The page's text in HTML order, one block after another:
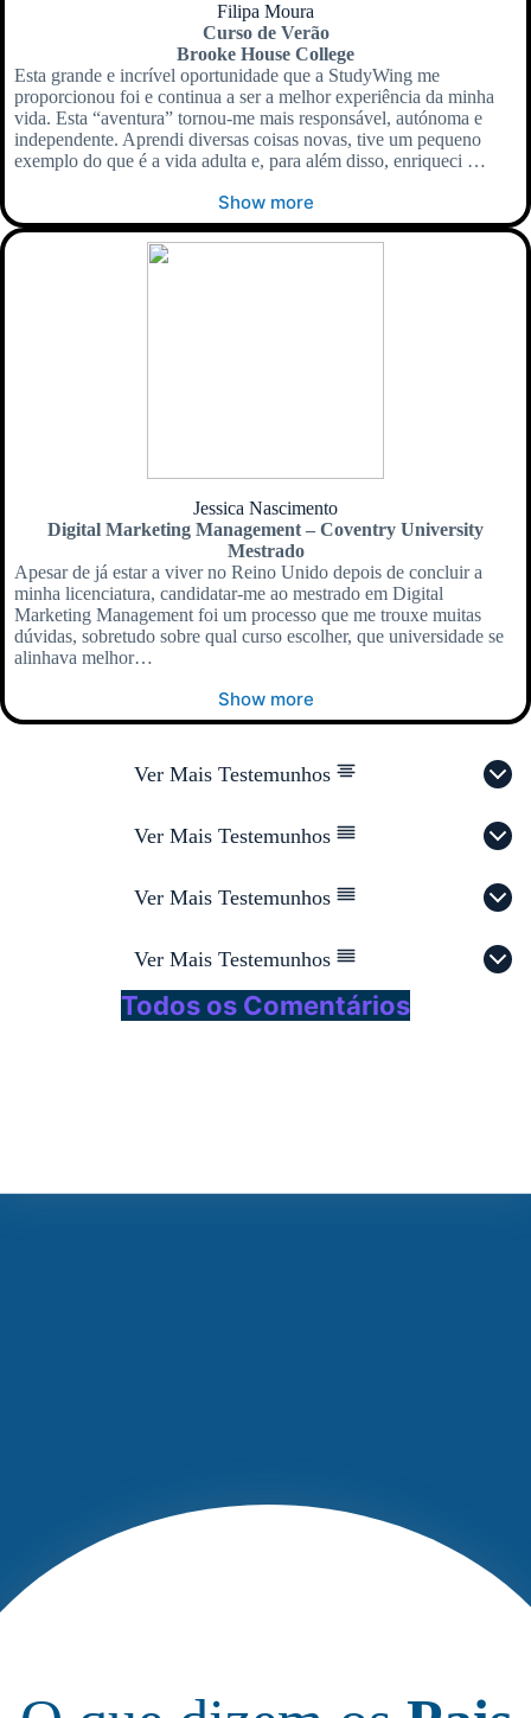
Filipa Moura
Curso de Verão
Brooke House College
Esta grande e incrível oportunidade que a StudyWing me
proporcionou foi e continua a ser a melhor experiência da minha
vida. Esta “aventura” tornou-me mais responsável, autónoma e
independente. Aprendi diversas coisas novas, tive um pequeno
exemplo do que é a vida adulta e, para além disso, enriqueci …
Show more
Jessica Nascimento
Digital Marketing Management – Coventry University
Mestrado
Apesar de já estar a viver no Reino Unido depois de concluir a
minha licenciatura, candidatar-me ao mestrado em Digital
Marketing Management foi um processo que me trouxe muitas
dúvidas, sobretudo sobre qual curso escolher, que universidade se
alinhava melhor…
Show more
Ver Mais Testemunhos
Ver Mais Testemunhos
Ver Mais Testemunhos
Ver Mais Testemunhos
Todos os Comentários